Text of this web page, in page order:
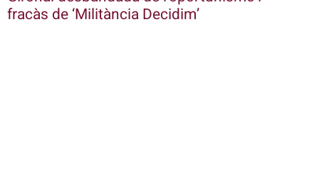
fracàs de ‘Militància Decidim’